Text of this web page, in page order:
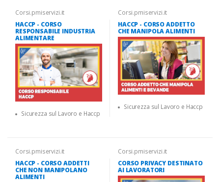
Corsi.pmiservizi.it
HACCP - CORSO
RESPONSABILE INDUSTRIA
ALIMENTARE
Sicurezza sul Lavoro e Haccp
Corsi.pmiservizi.it
HACCP - CORSO ADDETTO
CHE MANIPOLA ALIMENTI
Sicurezza sul Lavoro e Haccp
Corsi.pmiservizi.it
HACCP - CORSO ADDETTI
CHE NON MANIPOLANO
ALIMENTI
Corsi.pmiservizi.it
CORSO PRIVACY DESTINATO
AI LAVORATORI